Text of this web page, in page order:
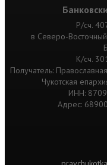
Р/сч.
в Северо-
К/сч.
Получатель:
Чукотская
ИНН:
Адрес: